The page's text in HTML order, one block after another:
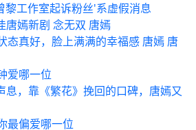
黎工作室起诉粉丝'系虚假消息
唐嫣新剧 念无双 唐嫣
态真好，脸上满满的幸福感 唐嫣 唐
爱哪一位
息，靠《繁花》挽回的口碑，唐嫣又
最偏爱哪一位